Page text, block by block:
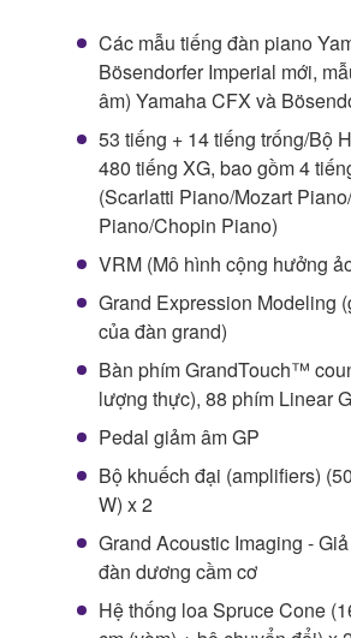
Các mẫu tiếng đàn piano
Bösendorfer Imperial mới,
âm) Yamaha CFX và
53 tiếng + 14 tiếng trống/Bộ
480 tiếng XG, bao gồm 4
(Scarlatti Piano/Mozart
Piano/Chopin Piano)
VRM (Mô hình cộng hưởng
Grand Expression Modeling
của đàn grand)
Bàn phím GrandTouch™
lượng thực), 88 phím Linear
Pedal giảm âm GP
Bộ khuếch đại (amplifiers)
W) x 2
Grand Acoustic Imaging -
đàn dương cầm cơ
Hệ thống loa Spruce Cone